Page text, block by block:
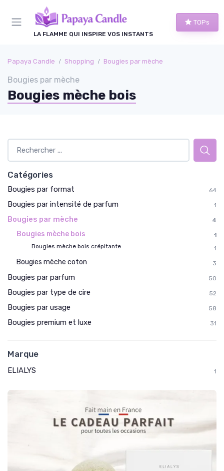
LA FLAMME QUI INSPIRE VOS INSTANTS
TOPs
Papaya Candle Shopping Bougies par mèche
Bougies par mèche
Bougies mèche bois
Catégories
Bougies par format 64
Bougies par intensité de parfum 1
Bougies par mèche 4
Bougies mèche bois
1
Bougies mèche bois crépitante
1
Bougies mèche coton 3
Bougies par parfum 50
Bougies par type de cire 52
Bougies par usage 58
Bougies premium et luxe 31
Marque
ELIALYS 1
Panneau de gestion des cookies